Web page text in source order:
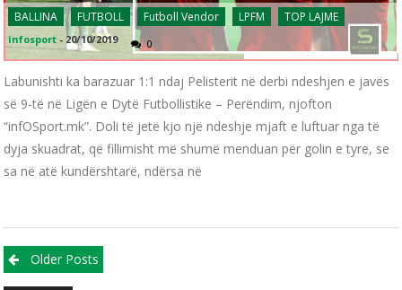
BALLINA FUTBOLL Futboll Vendor LPFM TOP LAJME
infosport - 20/10/2019 0
Labunishti ka barazuar 1:1 ndaj Pelisterit në derbi ndeshjen e javës
së 9-të në Ligën e Dytë Futbollistike – Perëndim, njofton
“infOSport.mk”. Doli të jetë kjo një ndeshje mjaft e luftuar nga të
dyja skuadrat, që fillimisht më shumë menduan për golin e tyre, se
sa në atë kundërshtarë, ndërsa në
Posts navigation
Older Posts